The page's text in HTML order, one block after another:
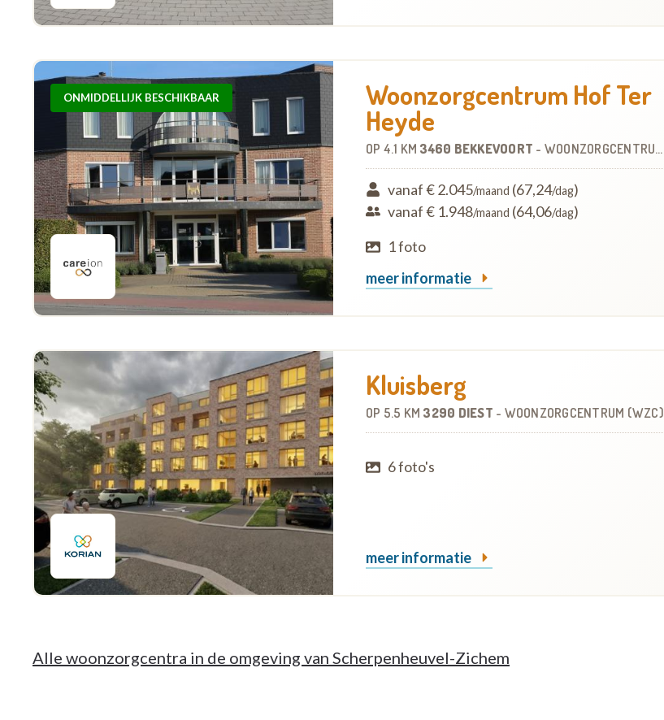
ONMIDDELLIJK BESCHIKBAAR Woonzorgcentrum Hof Ter
Heyde
OP 4.1 KM 3460 BEKKEVOORT - WOONZORGCENTRUM (WZC)
vanaf € 2.045/maand (67,24/dag)
vanaf € 1.948/maand (64,06/dag)
1 foto
meer informatie
Kluisberg
OP 5.5 KM 3290 DIEST - WOONZORGCENTRUM (WZC)
6 foto's
meer informatie
Alle woonzorgcentra in de omgeving van Scherpenheuvel-Zichem